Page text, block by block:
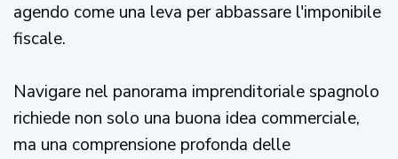
agendo come una leva per abbassare l'imponibile
fiscale.
Navigare nel panorama imprenditoriale spagnolo
richiede non solo una buona idea commerciale,
ma una comprensione profonda delle